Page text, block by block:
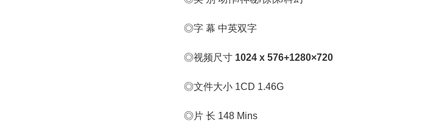
◎字 幕 中英双字
◎视频尺寸 1024 x 576+1280×720
◎文件大小 1CD 1.46G
◎片 长 148 Mins